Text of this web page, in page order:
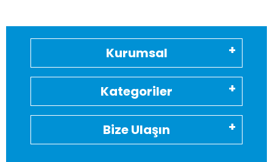
Kurumsal
Kategoriler
Bize Ulaşın